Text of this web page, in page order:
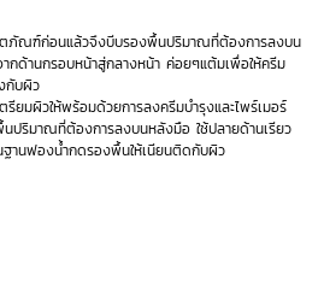
ตภัณฑ์ก่อนแล้วจึงบีบรองพื้นปริมาณที่ต้องการลงบน
กด้านกรอบหน้าสู่กลางหน้า ค่อยๆแต้มเพื่อให้ครีม
กับผิว
ยมผิวให้พร้อมด้วยการลงครีมบำรุงและไพร์เมอร์
ริมาณที่ต้องการลงบนหลังมือ ใช้ปลายด้านเรียว
านฟองน้ำกดรองพื้นให้เนียนติดกับผิว